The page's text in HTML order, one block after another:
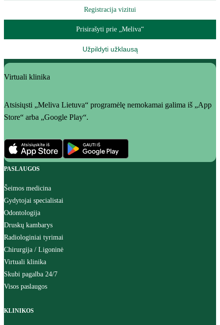
Registracija vizitui
Prisirašyti prie „Meliva“
Užpildyti užklausą
Virtuali klinika
Atsisiųsti „Meliva Lietuva“ programėlę nemokamai galima iš „App
Store“ arba „Google Play“.
PASLAUGOS
Šeimos medicina
Gydytojai specialistai
Odontologija
Druskų kambarys
Radiologiniai tyrimai
Chirurgija / Ligoninė
Virtuali klinika
Skubi pagalba 24/7
Visos paslaugos
KLINIKOS